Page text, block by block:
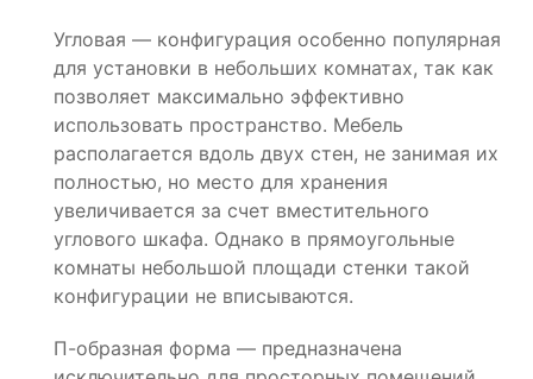
Угловая — конфигурация особенно популярная
для установки в небольших комнатах, так как
позволяет максимально эффективно
использовать пространство. Мебель
располагается вдоль двух стен, не занимая их
полностью, но место для хранения
увеличивается за счет вместительного
углового шкафа. Однако в прямоугольные
комнаты небольшой площади стенки такой
конфигурации не вписываются.
П-образная форма — предназначена